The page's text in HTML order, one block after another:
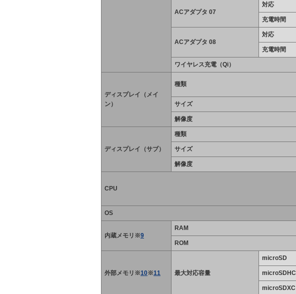
ACアダプタ 07
対応
充電時間
ACアダプタ 08
対応
充電時間
ワイヤレス充電（Qi）
ディスプレイ（メイ
ン）
種類
サイズ
解像度
ディスプレイ（サブ）
種類
サイズ
解像度
CPU
OS
内蔵メモリ※9
RAM
ROM
外部メモリ※10※11 最大対応容量
microSD
microSDHC
microSDXC